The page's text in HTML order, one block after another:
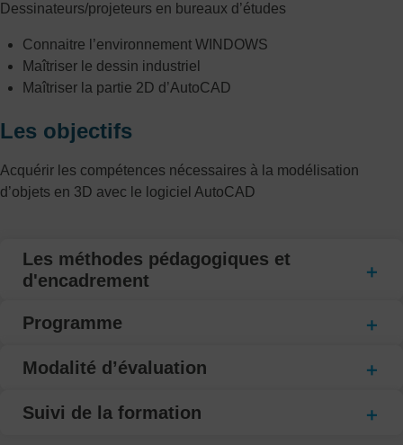
Dessinateurs/projeteurs en bureaux d’études
Connaitre l’environnement WINDOWS
Maîtriser le dessin industriel
Maîtriser la partie 2D d’AutoCAD
Les objectifs
Acquérir les compétences nécessaires à la modélisation
d’objets en 3D avec le logiciel AutoCAD
Les méthodes pédagogiques et
d'encadrement
Programme
Modalité d’évaluation
Suivi de la formation